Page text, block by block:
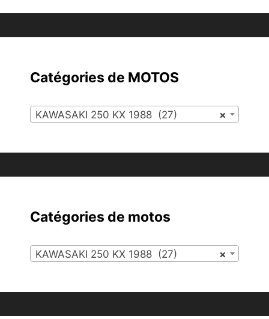
Catégories de MOTOS
×
KAWASAKI 250 KX 1988 (27)
Catégories de motos
×
KAWASAKI 250 KX 1988 (27)